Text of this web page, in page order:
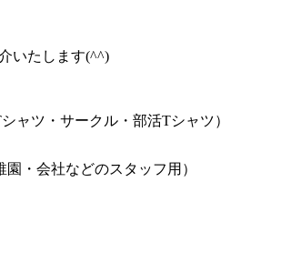
いたします(^^)
ャツ・サークル・部活Tシャツ）
・会社などのスタッフ用）